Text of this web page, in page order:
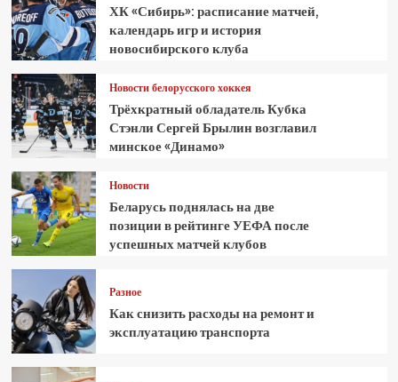
ХК «Сибирь»: расписание матчей,
календарь игр и история
новосибирского клуба
Новости белорусского хоккея
Трёхкратный обладатель Кубка
Стэнли Сергей Брылин возглавил
минское «Динамо»
Новости
Беларусь поднялась на две
позиции в рейтинге УЕФА после
успешных матчей клубов
Разное
Как снизить расходы на ремонт и
эксплуатацию транспорта